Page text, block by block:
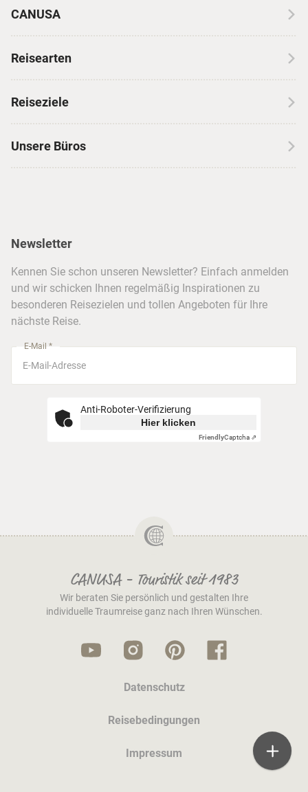
CANUSA
Erfahrungen mit CANUSA
Insidertipps
FAQ
Barrierefreiheitserklärung
Reisearten
Skireisen
Hotels & Unterkünfte
Kreuzfahrten
Busreisen
Reiseziele
Unsere Büros
Frankfurt
Stuttgart
Newsletter
Kennen Sie schon unseren Newsletter? Einfach anmelden
und wir schicken Ihnen regelmäßig Inspirationen zu
besonderen Reisezielen und tollen Angeboten für Ihre
nächste Reise.
E-Mail *
Anti-Roboter-Verifizierung
Hier klicken
FriendlyCaptcha ⇗
CANUSA - Touristik seit 1983
Wir beraten Sie persönlich und gestalten Ihre
individuelle Traumreise ganz nach Ihren Wünschen.
Datenschutz
Reisebedingungen
Impressum